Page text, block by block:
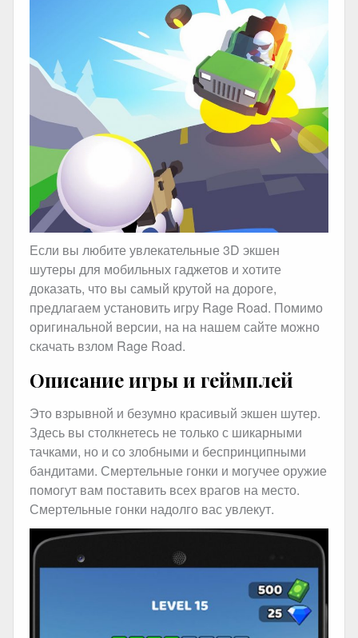
Если вы любите увлекательные 3D экшен
шутеры для мобильных гаджетов и хотите
доказать, что вы самый крутой на дороге,
предлагаем установить игру Rage Road. Помимо
оригинальной версии, на на нашем сайте можно
скачать взлом Rage Road.
Описание игры и геймплей
Это взрывной и безумно красивый экшен шутер.
Здесь вы столкнетесь не только с шикарными
тачками, но и со злобными и беспринципными
бандитами. Смертельные гонки и могучее оружие
помогут вам поставить всех врагов на место.
Смертельные гонки надолго вас увлекут.